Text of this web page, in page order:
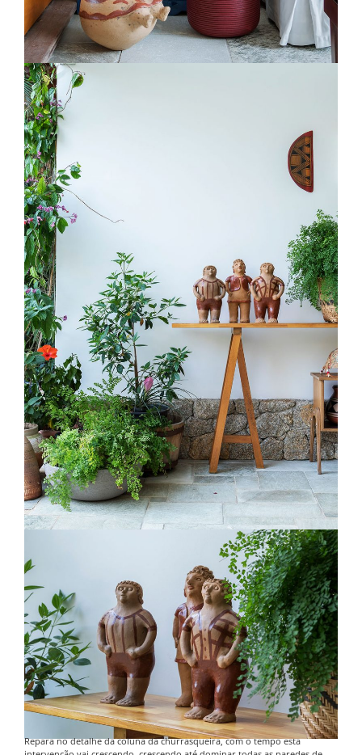
Repara no detalhe da coluna da churrasqueira, com o tempo esta